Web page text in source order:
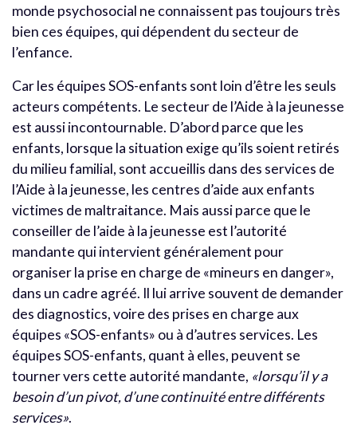
monde psychosocial ne connaissent pas toujours très
bien ces équipes, qui dépendent du secteur de
l’enfance.
Car les équipes SOS-enfants sont loin d’être les seuls
acteurs compétents. Le secteur de l’Aide à la jeunesse
est aussi incontournable. D’abord parce que les
enfants, lorsque la situation exige qu’ils soient retirés
du milieu familial, sont accueillis dans des services de
l’Aide à la jeunesse, les centres d’aide aux enfants
victimes de maltraitance. Mais aussi parce que le
conseiller de l’aide à la jeunesse est l’autorité
mandante qui intervient généralement pour
organiser la prise en charge de «mineurs en danger»,
dans un cadre agréé. Il lui arrive souvent de demander
des diagnostics, voire des prises en charge aux
équipes «SOS-enfants» ou à d’autres services. Les
équipes SOS-enfants, quant à elles, peuvent se
tourner vers cette autorité mandante, «lorsqu’il y a
besoin d’un pivot, d’une continuité entre différents
services».